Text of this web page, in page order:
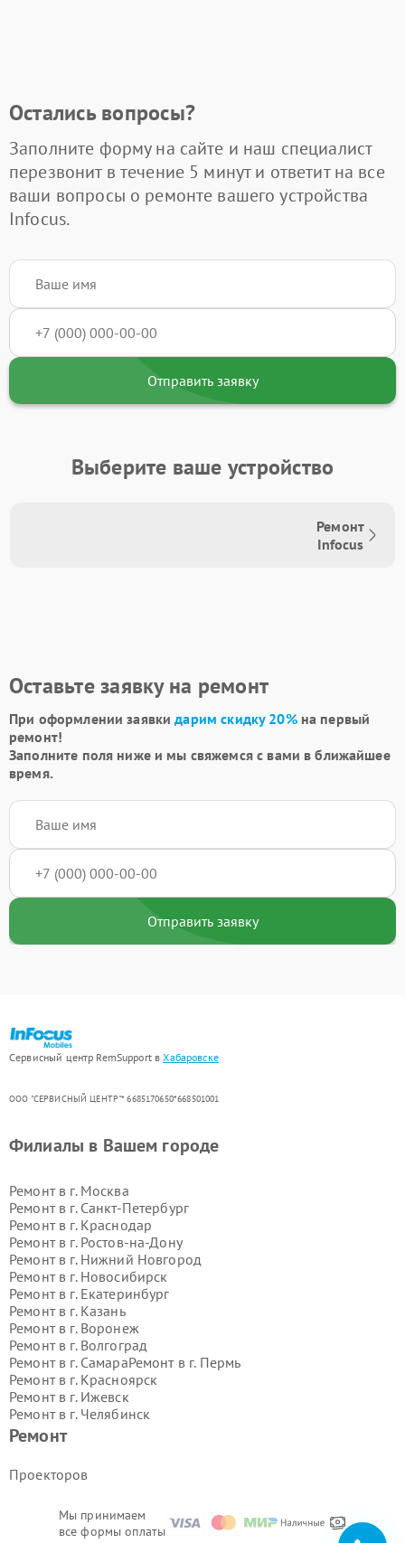
Остались вопросы?
Заполните форму на сайте и наш специалист
перезвонит в течение 5 минут и ответит на все
ваши вопросы о ремонте вашего устройства
Infocus.
Отправить заявку
Выберите ваше устройство
Ремонт
Infocus
Оставьте заявку на ремонт
При оформлении заявкидарим скидку 20%на первый
ремонт!
Заполните поля ниже и мы свяжемся с вами в ближайшее
время.
Отправить заявку
Сервисный центр RemSupport вХабаровске
ООО "СЕРВИСНЫЙ ЦЕНТР"* 6685170650*668501001
Мы принимаем
все формы оплаты
Ремонт
Проекторов
Филиалы в Вашем городе
Ремонт в г. Москва
Ремонт в г. Санкт-Петербург
Ремонт в г. Краснодар
Ремонт в г. Ростов-на-Дону
Ремонт в г. Нижний Новгород
Ремонт в г. Новосибирск
Ремонт в г. Екатеринбург
Ремонт в г. Казань
Ремонт в г. Воронеж
Ремонт в г. Волгоград
Ремонт в г. СамараРемонт в г. Пермь
Ремонт в г. Красноярск
Ремонт в г. Ижевск
Ремонт в г. Челябинск
Ремонт в г.
Ремонт в г.
Ремонт в г.Саратов
Ремонт в г. Тольятти
Ремонт в г. Хабаровск